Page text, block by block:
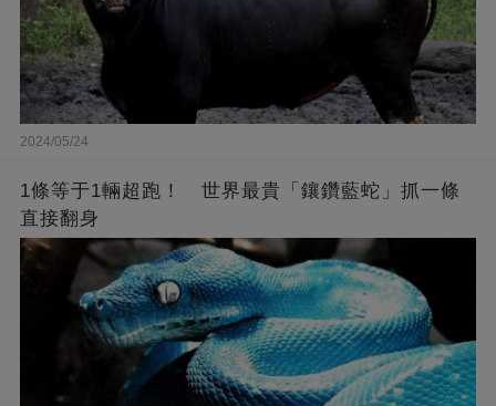
2024/05/24
1條等于1輛超跑！ 世界最貴「鑲鑽藍蛇」抓一條
直接翻身